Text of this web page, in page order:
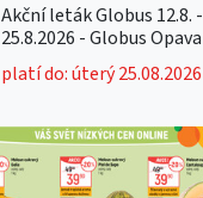
Akční leták Globus 12.8. -
25.8.2026 - Globus Opava
platí do: úterý 25.08.2026